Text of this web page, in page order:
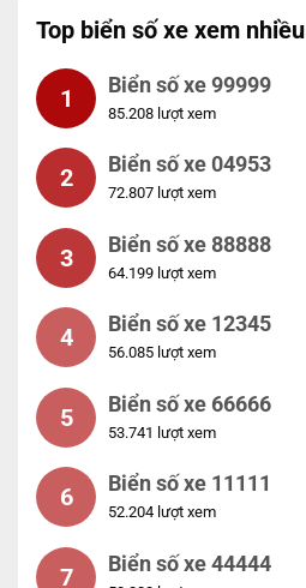
Top biển số xe xem nhiều
1 Biển số xe 99999
85.208 lượt xem
2 Biển số xe 04953
72.807 lượt xem
3 Biển số xe 88888
64.199 lượt xem
4 Biển số xe 12345
56.085 lượt xem
5 Biển số xe 66666
53.741 lượt xem
6 Biển số xe 11111
52.204 lượt xem
7 Biển số xe 44444